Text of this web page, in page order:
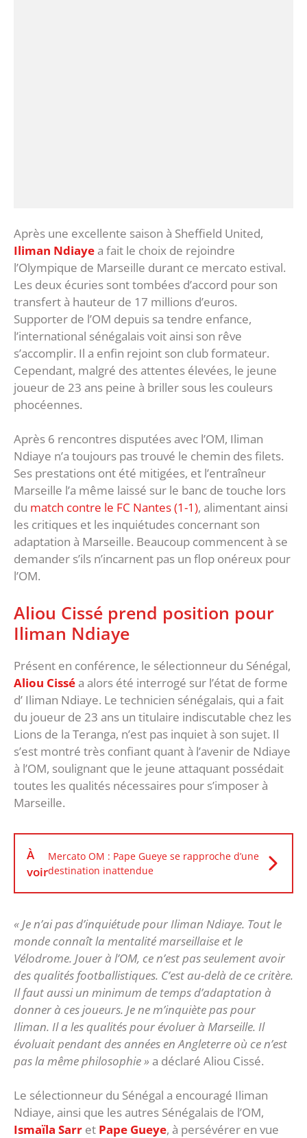
Après une excellente saison à Sheffield United,
Iliman Ndiayea fait le choix de rejoindre
l’Olympique de Marseille durant ce mercato estival.
Les deux écuries sont tombées d’accord pour son
transfert à hauteur de 17 millions d’euros.
Supporter de l’OM depuis sa tendre enfance,
l’international sénégalais voit ainsi son rêve
s’accomplir. Il a enfin rejoint son club formateur.
Cependant, malgré des attentes élevées, le jeune
joueur de 23 ans peine à briller sous les couleurs
phocéennes.
Après 6 rencontres disputées avec l’OM, Iliman
Ndiaye n’a toujours pas trouvé le chemin des filets.
Ses prestations ont été mitigées, et l’entraîneur
Marseille l’a même laissé sur le banc de touche lors
du match contre le FC Nantes (1-1), alimentant ainsi
les critiques et les inquiétudes concernant son
adaptation à Marseille. Beaucoup commencent à se
demander s’ils n’incarnent pas un flop onéreux pour
l’OM.
Aliou Cissé prend position pour
Iliman Ndiaye
Présent en conférence, le sélectionneur du Sénégal,
Aliou Cisséa alors été interrogé sur l’état de forme
d’ Iliman Ndiaye. Le technicien sénégalais, qui a fait
du joueur de 23 ans un titulaire indiscutable chez les
Lions de la Teranga, n’est pas inquiet à son sujet. Il
s’est montré très confiant quant à l’avenir de Ndiaye
à l’OM, soulignant que le jeune attaquant possédait
toutes les qualités nécessaires pour s’imposer à
Marseille.
À
voir
Mercato OM : Pape Gueye se rapproche d’une
destination inattendue
« Je n’ai pas d’inquiétude pour Iliman Ndiaye. Tout le
monde connaît la mentalité marseillaise et le
Vélodrome. Jouer à l’OM, ce n’est pas seulement avoir
des qualités footballistiques. C’est au-delà de ce critère.
Il faut aussi un minimum de temps d’adaptation à
donner à ces joueurs. Je ne m’inquiète pas pour
Iliman. Il a les qualités pour évoluer à Marseille. Il
évoluait pendant des années en Angleterre où ce n’est
pas la même philosophie » a déclaré Aliou Cissé.
Le sélectionneur du Sénégal a encouragé Iliman
Ndiaye, ainsi que les autres Sénégalais de l’OM,
Ismaïla Sarr et Pape Gueye, à persévérer en vue